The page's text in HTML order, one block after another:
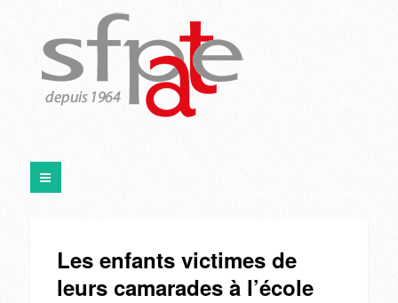
Les enfants victimes de
leurs camarades à l’école